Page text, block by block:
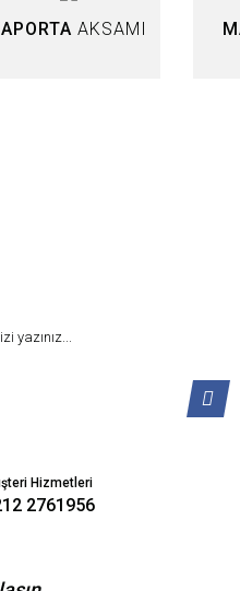
AKSAMI
Hizmetleri
2761956